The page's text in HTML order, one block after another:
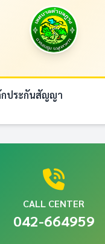
ประกันสัญญา
CALL CENTER
042-664959